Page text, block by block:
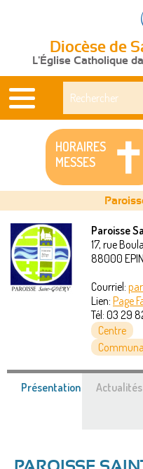
Diocèse de
L'Église Catholique
HORAIRES
MESSES
Vous
êtes
Paroisse
17, rue
88000
Courriel:
Lien: Page
Tél: 03 29
Centre
Présentation (onglet
Actualités